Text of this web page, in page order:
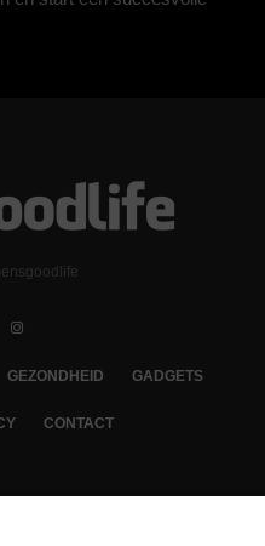
GEZONDHEID GADGETS
CONTACT